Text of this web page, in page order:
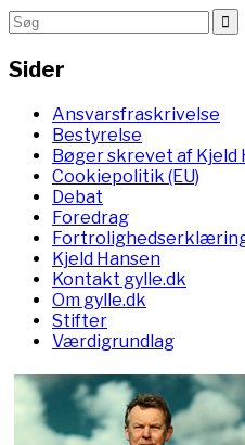
Sider
Ansvarsfraskrivelse
Bestyrelse
Bøger skrevet af Kjeld
Cookiepolitik (EU)
Debat
Foredrag
Fortrolighedserklæring
Kjeld Hansen
Kontakt gylle.dk
Om gylle.dk
Stifter
Værdigrundlag